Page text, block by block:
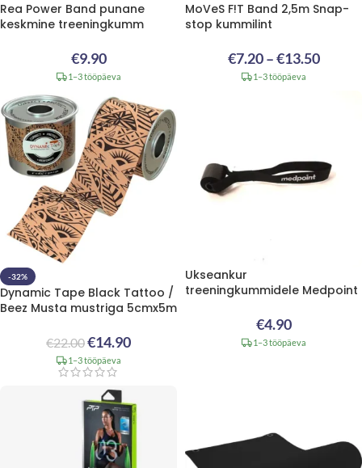
Rea Power Band punane
keskmine treeningkumm
€9.90
1–3 tööpäeva
MoVeS F!T Band 2,5m Snap-
stop kummilint
€7.20 –€13.50
1–3 tööpäeva
-32%
Dynamic Tape Black Tattoo /
Beez Musta mustriga 5cmx5m
€22.00€14.90
1–3 tööpäeva
Ukseankur
treeningkummidele Medpoint
€4.90
1–3 tööpäeva